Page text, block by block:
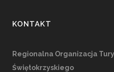
KONTAKT
Regionalna Organizacja
Świętokrzyskiego